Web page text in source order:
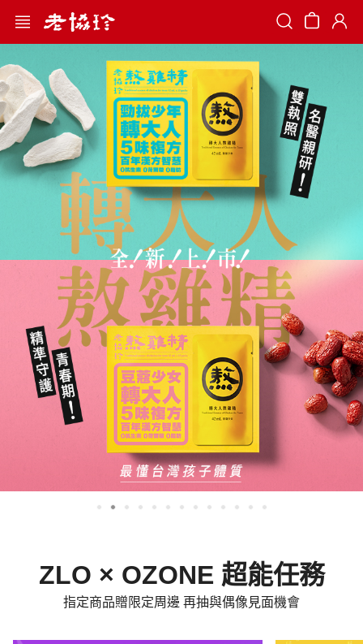
Search
ZLO × OZONE 超能任務
指定商品贈限定周邊 再抽與偶像見面機會